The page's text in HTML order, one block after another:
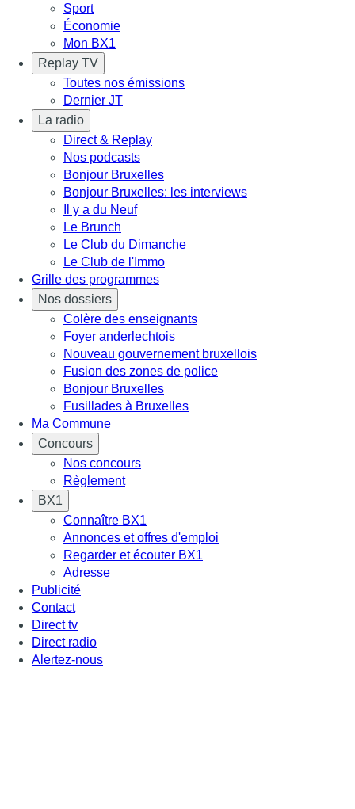
Sport
Économie
Mon BX1
Replay TV
Toutes nos émissions
Dernier JT
La radio
Direct & Replay
Nos podcasts
Bonjour Bruxelles
Bonjour Bruxelles: les interviews
Il y a du Neuf
Le Brunch
Le Club du Dimanche
Le Club de l'Immo
Grille des programmes
Nos dossiers
Colère des enseignants
Foyer anderlechtois
Nouveau gouvernement bruxellois
Fusion des zones de police
Bonjour Bruxelles
Fusillades à Bruxelles
Ma Commune
Concours
Nos concours
Règlement
BX1
Connaître BX1
Annonces et offres d'emploi
Regarder et écouter BX1
Adresse
Publicité
Contact
Direct tv
Direct radio
Alertez-nous